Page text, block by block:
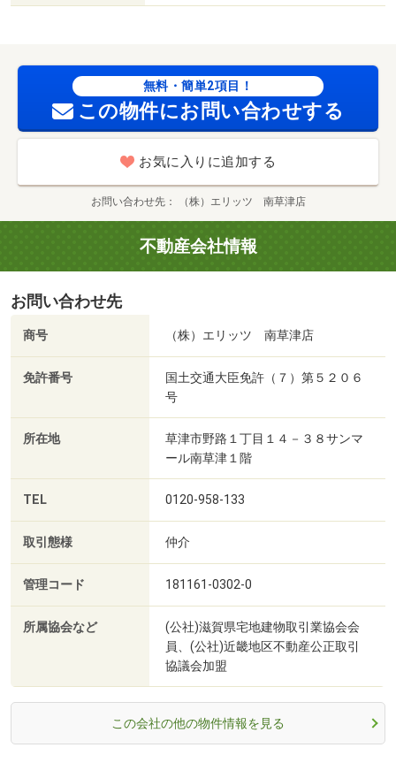
無料・簡単2項目！
この物件にお問い合わせする
お気に入りに追加する
お問い合わせ先 （株）エリッツ 南草津店
不動産会社情報
お問い合わせ先
商号 （株）エリッツ 南草津店
免許番号
国土交通大臣免許（７）第５２０６
号
所在地
草津市野路１丁目１４－３８サンマ
ール南草津１階
TEL 0120-958-133
取引態様 仲介
管理コード 181161-0302-0
所属協会など
(公社)滋賀県宅地建物取引業協会会
員、(公社)近畿地区不動産公正取引
協議会加盟
この会社の他の物件情報を見る